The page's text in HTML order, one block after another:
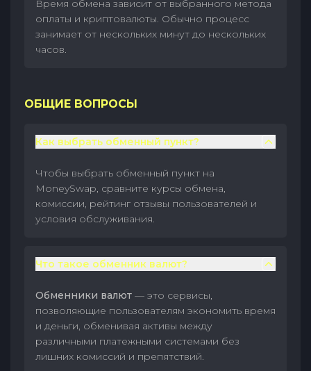
Время обмена зависит от выбранного метода
оплаты и криптовалюты. Обычно процесс
занимает от нескольких минут до нескольких
часов.
ОБЩИЕ ВОПРОСЫ
Как выбрать обменный пункт?
Чтобы выбрать обменный пункт на
MoneySwap, сравните курсы обмена,
комиссии, рейтинг отзывы пользователей и
условия обслуживания.
Что такое обменник валют?
Обменники валют — это сервисы,
позволяющие пользователям экономить время
и деньги, обменивая активы между
различными платежными системами без
лишних комиссий и препятствий.